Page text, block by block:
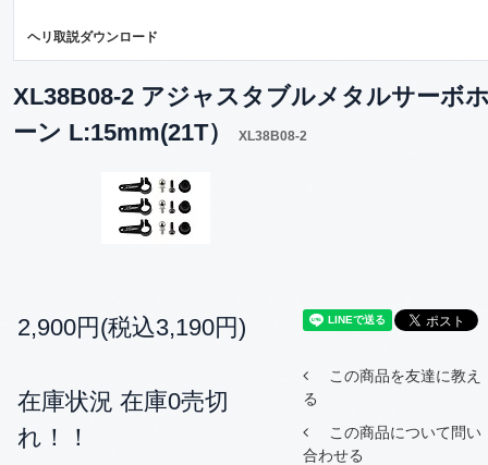
ヘリ取説ダウンロード
XL38B08-2 アジャスタブルメタルサーボ
ーン L:15mm(21T）
XL38B08-2
2,900円(税込3,190円)
在庫状況 在庫0売切
れ！！
この商品を友達に教え
る
この商品について問い
合わせる